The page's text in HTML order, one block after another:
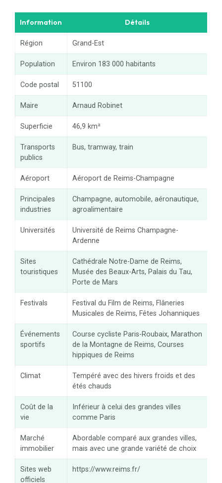
Information Détails
Région Grand-Est
Population Environ 183 000 habitants
Code postal 51100
Maire Arnaud Robinet
Superficie 46,9 km²
Transports
publics
Bus, tramway, train
Aéroport Aéroport de Reims-Champagne
Principales
industries
Champagne, automobile, aéronautique,
agroalimentaire
Universités
Université de Reims Champagne-
Ardenne
Sites
touristiques
Cathédrale Notre-Dame de Reims,
Musée des Beaux-Arts, Palais du Tau,
Porte de Mars
Festivals
Festival du Film de Reims, Flâneries
Musicales de Reims, Fêtes Johanniques
Événements
sportifs
Course cycliste Paris-Roubaix, Marathon
de la Montagne de Reims, Courses
hippiques de Reims
Climat
Tempéré avec des hivers froids et des
étés chauds
Coût de la
vie
Inférieur à celui des grandes villes
comme Paris
Marché
immobilier
Abordable comparé aux grandes villes,
mais avec une grande variété de choix
Sites web
officiels
https://www.reims.fr/